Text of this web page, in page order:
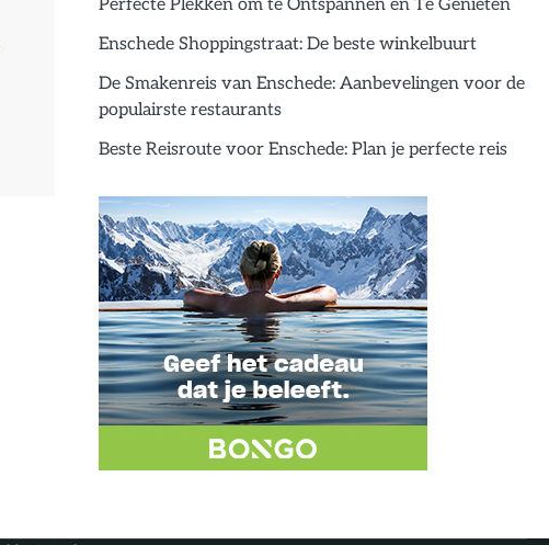
Perfecte Plekken om te Ontspannen en Te Genieten
Enschede Shoppingstraat: De beste winkelbuurt
De Smakenreis van Enschede: Aanbevelingen voor de
populairste restaurants
Beste Reisroute voor Enschede: Plan je perfecte reis